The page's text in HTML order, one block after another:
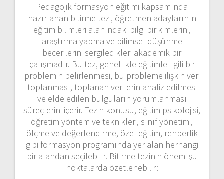
Pedagojik formasyon eğitimi kapsamında
hazırlanan bitirme tezi, öğretmen adaylarının
eğitim bilimleri alanındaki bilgi birikimlerini,
araştırma yapma ve bilimsel düşünme
becerilerini sergiledikleri akademik bir
çalışmadır. Bu tez, genellikle eğitimle ilgili bir
problemin belirlenmesi, bu probleme ilişkin veri
toplanması, toplanan verilerin analiz edilmesi
ve elde edilen bulguların yorumlanması
süreçlerini içerir. Tezin konusu, eğitim psikolojisi,
öğretim yöntem ve teknikleri, sınıf yönetimi,
ölçme ve değerlendirme, özel eğitim, rehberlik
gibi formasyon programında yer alan herhangi
bir alandan seçilebilir. Bitirme tezinin önemi şu
noktalarda özetlenebilir: